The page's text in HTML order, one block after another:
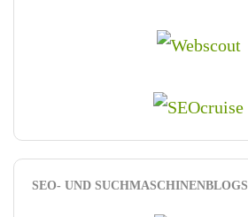
SEO- UND SUCHMASCHINENBLOGS